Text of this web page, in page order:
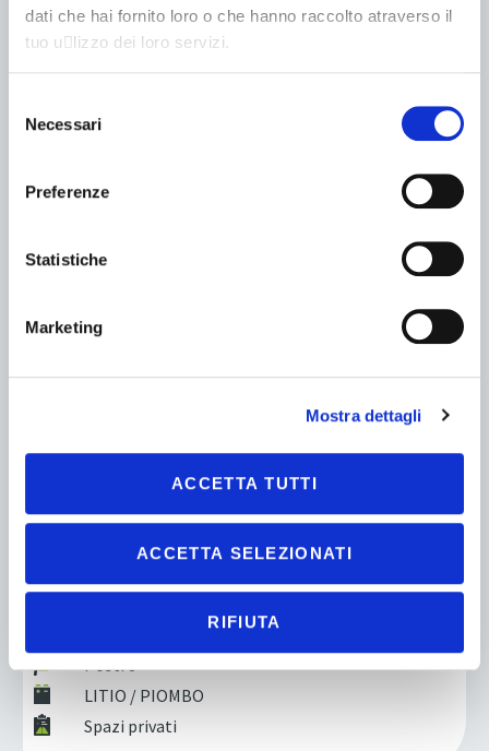
dati che hai fornito loro o che hanno raccolto atraverso il
tuo u􀆟lizzo dei loro servizi.
delNecessari
Preferenze
Statistiche
Marketing
Mostra dettagli
ACCETTA TUTTI
ACCETTA SELEZIONATI
RIFIUTA
Melex N.30 P6 Passeggeri
LITIO / PIOMBO
Melex N.30 P8 Passeggeri
Posti 8
LITIO / PIOMBO
Spazi privati